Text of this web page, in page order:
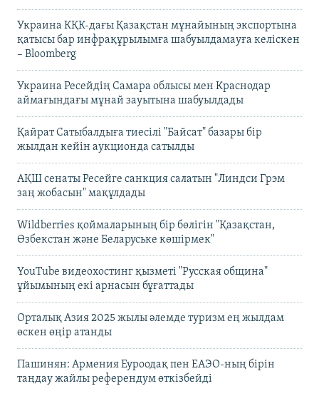
Украина КҚК-дағы Қазақстан мұнайының экспортына
қатысы бар инфрақұрылымға шабуылдамауға келіскен
– Bloomberg
Украина Ресейдің Самара облысы мен Краснодар
аймағындағы мұнай зауытына шабуылдады
Қайрат Сатыбалдыға тиесілі "Байсат" базары бір
жылдан кейін аукционда сатылды
АҚШ сенаты Ресейге санкция салатын "Линдси Грэм
заң жобасын" мақұлдады
Wildberries қоймаларының бір бөлігін "Қазақстан,
Өзбекстан және Беларуське көшірмек"
YouTube видеохостинг қызметі "Русская община"
ұйымының екі арнасын бұғаттады
Орталық Азия 2025 жылы әлемде туризм ең жылдам
өскен өңір атанды
Пашинян: Армения Еуроодақ пен ЕАЭО-ның бірін
таңдау жайлы референдум өткізбейді